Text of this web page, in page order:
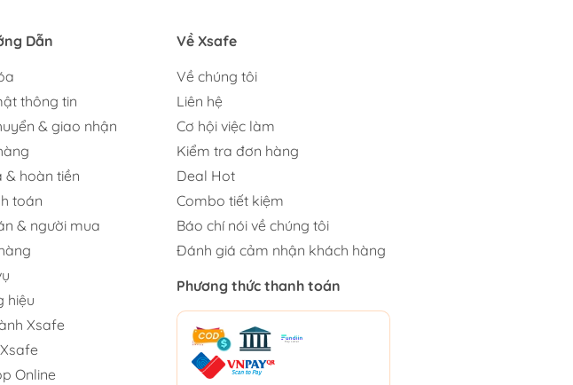
Dẫn
thông tin
& giao nhận
& hoàn tiền
toán
& người mua
hiệu
Xsafe
Online
Về Xsafe
Về chúng tôi
Liên hệ
Cơ hội việc làm
Kiểm tra đơn hàng
Deal Hot
Combo tiết kiệm
Báo chí nói về chúng tôi
Đánh giá cảm nhận khách hàng
Phương thức thanh toán